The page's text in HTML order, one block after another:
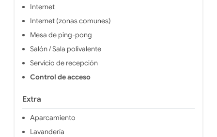
Internet
Internet (zonas comunes)
Mesa de ping-pong
Salón / Sala polivalente
Servicio de recepción
Control de acceso
Extra
Aparcamiento
Lavandería